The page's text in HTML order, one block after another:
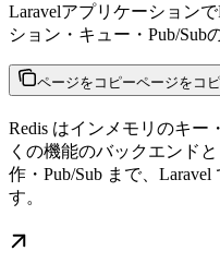
Laravelアプリケーション
ション・キュー・Pub/Sub
ページをコピーページをコ
Redis はインメモリのキー
くの機能のバックエンド
作・Pub/Sub まで、
す。